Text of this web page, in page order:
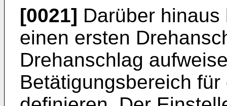
[0021] Darüber
einen ersten
Drehanschlag
Betätigungsbereich